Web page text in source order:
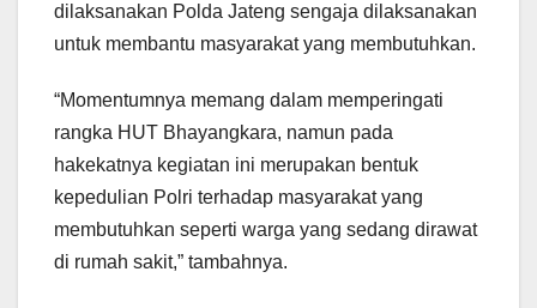
dilaksanakan Polda Jateng sengaja dilaksanakan
untuk membantu masyarakat yang membutuhkan.
“Momentumnya memang dalam memperingati
rangka HUT Bhayangkara, namun pada
hakekatnya kegiatan ini merupakan bentuk
kepedulian Polri terhadap masyarakat yang
membutuhkan seperti warga yang sedang dirawat
di rumah sakit,” tambahnya.